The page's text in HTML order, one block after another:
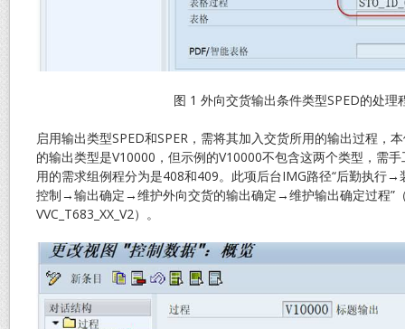
图 1 外向交货输出条件类型SPED的处理
启用输出类型SPED和SPER，需将其加入交货所用的输出过程，
的输出类型是V10000，但示例的V10000不包含这两个类型，需
用的需求组例程分为是408和409。此项后台IMG路径“后勤执
控制→输出确定→维护外向交货的输出确定→维护输出确定过程”
VVC_T683_XX_V2）。